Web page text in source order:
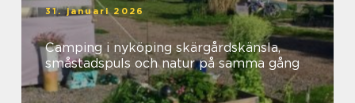
31. januari 2026
Camping i nyköping skärgårdskänsla,
småstadspuls och natur på samma gång